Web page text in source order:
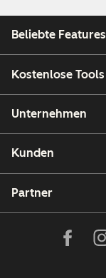
Beliebte Features
Kostenlose Tools
Unternehmen
Kunden
Partner